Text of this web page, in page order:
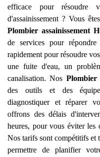
efficace pour résoudre
d'assainissement ? Vous
Plombier assainissement
de services pour
rapidement pour résoudre
une fuite d'eau, un
canalisation. Nos Plombier
des outils et des
diagnostiquer et réparer
offrons des délais
heures, pour vous éviter les
Nos tarifs sont compétitifs et
permettre de planifier